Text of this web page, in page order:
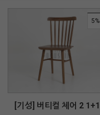
5%
[기성] 버티컬 체어 2 1+1